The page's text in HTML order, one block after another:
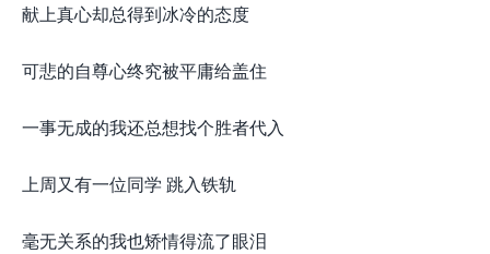
献上真心却总得到冰冷的态度
可悲的自尊心终究被平庸给盖住
一事无成的我还总想找个胜者代入
上周又有一位同学 跳入铁轨
毫无关系的我也矫情得流了眼泪